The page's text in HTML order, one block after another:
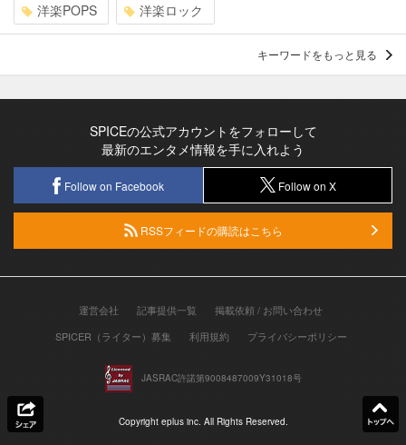
洋楽POPS 洋楽ロック
キーワードをもっと見る
SPICEの公式アカウントをフォローして
最新のエンタメ情報を手に入れよう
Follow on Facebook Follow on X
RSSフィードの購読はこちら
運営会社 記事提供一覧
掲載依頼 / お問い合わせ
SPICER（ライター）募集
利用規約 プライバシーポリシー
JASRAC許諾第9008487009Y31018号
Copyright eplus inc. All Rights Reserved.